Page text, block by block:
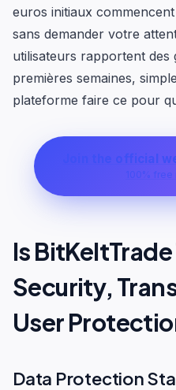
euros initiaux
sans demander votre
utilisateurs rapportent des
premières semaines,
plateforme faire ce pour
Join the official
100%
Is
Security,
User
Data Protection